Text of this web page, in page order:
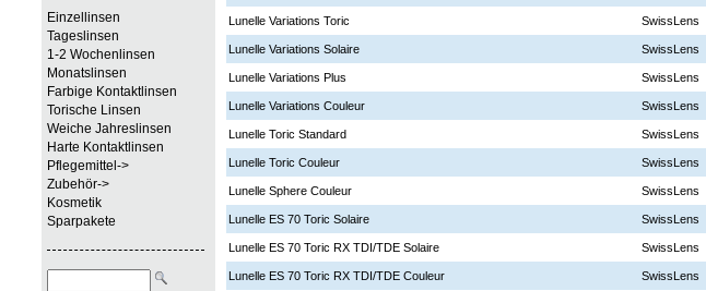
Einzellinsen
Tageslinsen
1-2 Wochenlinsen
Monatslinsen
Farbige Kontaktlinsen
Torische Linsen
Weiche Jahreslinsen
Harte Kontaktlinsen
Pflegemittel->
Zubehör->
Kosmetik
Sparpakete
Lunelle Variations Toric SwissLens
Lunelle Variations Solaire SwissLens
Lunelle Variations Plus SwissLens
Lunelle Variations Couleur SwissLens
Lunelle Toric Standard SwissLens
Lunelle Toric Couleur SwissLens
Lunelle Sphere Couleur SwissLens
Lunelle ES 70 Toric Solaire SwissLens
Lunelle ES 70 Toric RX TDI/TDE Solaire SwissLens
Lunelle ES 70 Toric RX TDI/TDE Couleur SwissLens